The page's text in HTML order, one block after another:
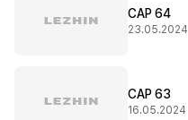
CAP 64
23.05.2024
CAP 63
16.05.2024